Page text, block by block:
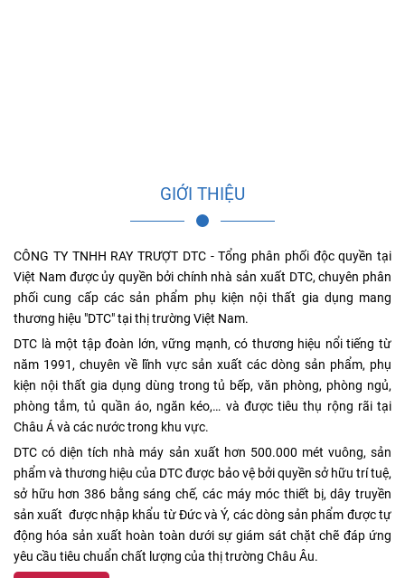
GIỚI THIỆU
CÔNG TY TNHH RAY TRƯỢT DTC - Tổng phân phối độc quyền tại
Việt Nam được ủy quyền bởi chính nhà sản xuất DTC, chuyên phân
phối cung cấp các sản phẩm phụ kiện nội thất gia dụng mang
thương hiệu "DTC" tại thị trường Việt Nam.
DTC là một tập đoàn lớn, vững mạnh, có thương hiệu nổi tiếng từ
năm 1991, chuyên về lĩnh vực sản xuất các dòng sản phẩm, phụ
kiện nội thất gia dụng dùng trong tủ bếp, văn phòng, phòng ngủ,
phòng tắm, tủ quần áo, ngăn kéo,… và được tiêu thụ rộng rãi tại
Châu Á và các nước trong khu vực.
DTC có diện tích nhà máy sản xuất hơn 500.000 mét vuông, sản
phẩm và thương hiệu của DTC được bảo vệ bởi quyền sở hữu trí tuệ,
sở hữu hơn 386 bằng sáng chế, các máy móc thiết bị, dây truyền
sản xuất được nhập khẩu từ Đức và Ý, các dòng sản phẩm được tự
động hóa sản xuất hoàn toàn dưới sự giám sát chặt chẽ đáp ứng
yêu cầu tiêu chuẩn chất lượng của thị trường Châu Âu.